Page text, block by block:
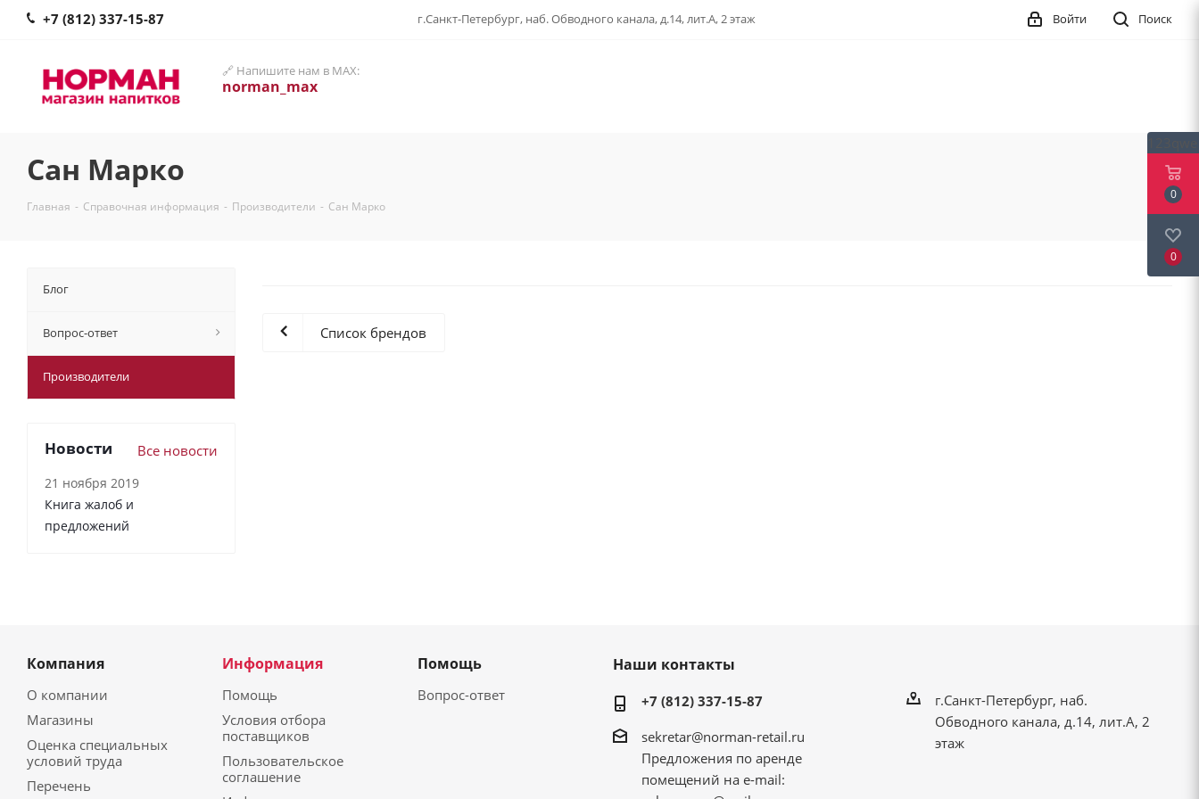
+7 (812) 337-15-87 г.Санкт-Петербург, наб. Обводного канала, д.14, лит.А, 2 этаж Поиск
Войти
🔗 Напишите нам в MAX:
norman_max
Сан Марко
Главная - Справочная информация - Производители - Сан Марко
Список брендов
Блог
Вопрос-ответ
Производители
Новости Все новости
21 ноября 2019
Книга жалоб и
предложений
Компания
О компании
Магазины
Оценка специальных
условий труда
Перечень
Информация
Помощь
Условия отбора
поставщиков
Пользовательское
соглашение
Помощь
Вопрос-ответ
Наши контакты
+7 (812) 337-15-87
sekretar@norman-retail.ru
Предложения по аренде
помещений на e-mail:
г.Санкт-Петербург, наб.
Обводного канала, д.14, лит.А, 2
этаж
0
0